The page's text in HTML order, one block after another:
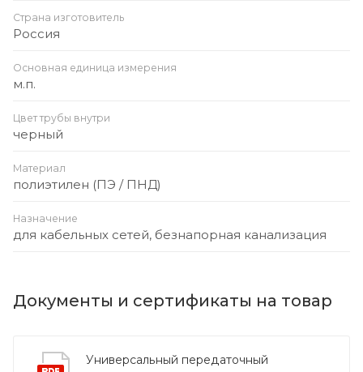
Страна изготовитель
Россия
Основная единица измерения
м.п.
Цвет трубы внутри
черный
Материал
полиэтилен (ПЭ / ПНД)
Назначение
для кабельных сетей, безнапорная канализация
Документы и сертификаты на товар
Универсальный передаточный